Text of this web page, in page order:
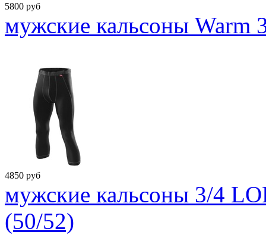
5800 руб
мужские кальсоны Warm
4850 руб
мужские кальсоны 3/4
(50/52)